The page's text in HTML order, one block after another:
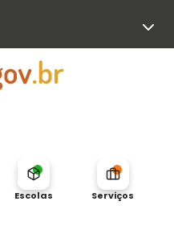
Escolas Serviços